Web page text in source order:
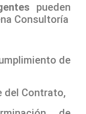
pueden
Consultoría
de
del Contrato,